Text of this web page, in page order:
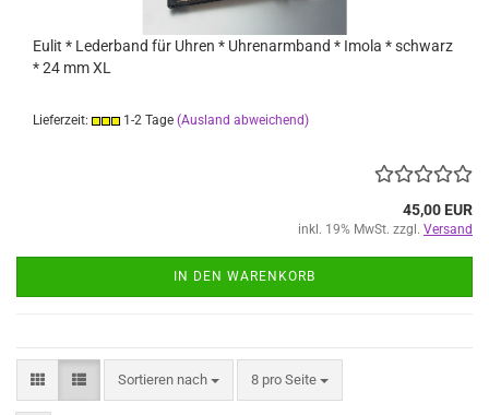
Eulit * Lederband für Uhren * Uhrenarmband * Imola * schwarz
* 24 mm XL
Lieferzeit: 1-2 Tage (Ausland abweichend)
45,00 EUR
inkl. 19% MwSt. zzgl. Versand
IN DEN WARENKORB
Sortieren nach
Sortieren nach 8 pro Seite
pro Seite